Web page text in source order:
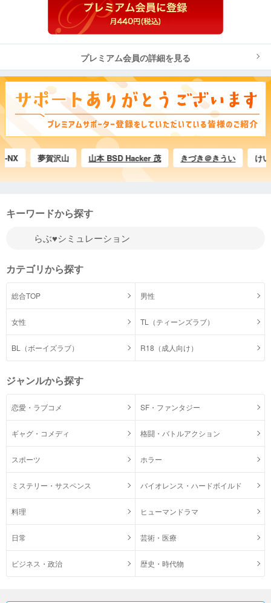
プレミアム会員の詳細を見る
夢賀沢山 山本 BSD Hacker 茂 きづき＠きうい
キーワードから探す
カテゴリから探す
総合TOP 男性
女性 TL（ティーンズラブ）
BL（ボーイズラブ） R18（成人向け）
ジャンルから探す
恋愛・ラブコメ SF・ファンタジー
ギャグ・コメディ 格闘・バトルアクション
スポーツ ホラー
ミステリー・サスペンス バイオレンス・ハードボイルド
料理 ヒューマンドラマ
日常 芸術・医療
ビジネス・政治 歴史・時代物